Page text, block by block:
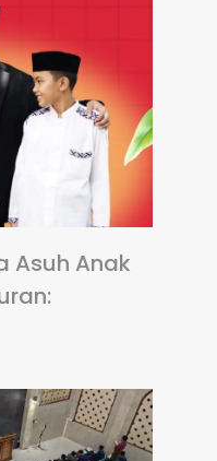
Asuh Anak